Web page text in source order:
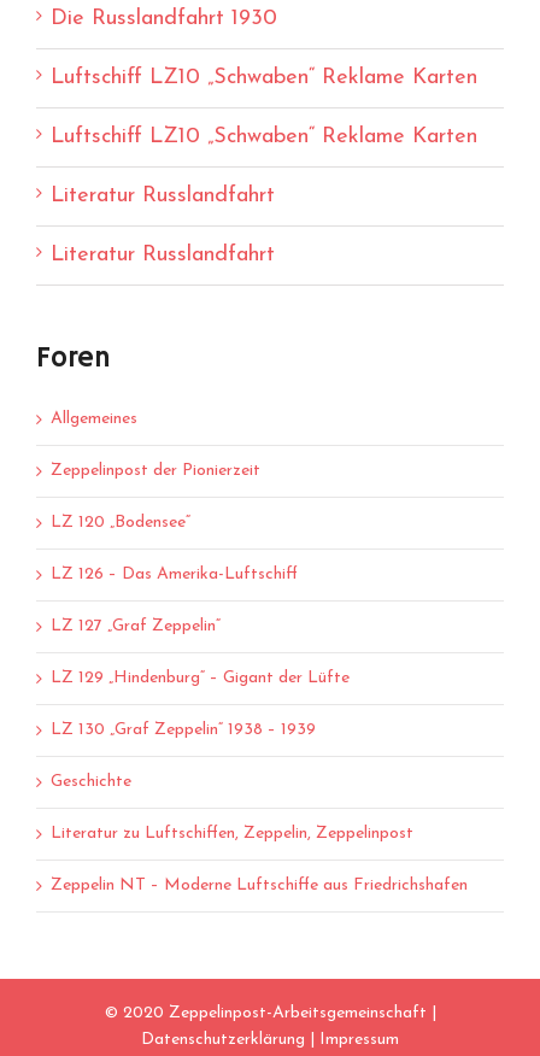
Die Russlandfahrt 1930
Luftschiff LZ10 „Schwaben“ Reklame Karten
Luftschiff LZ10 „Schwaben“ Reklame Karten
Literatur Russlandfahrt
Literatur Russlandfahrt
Foren
Allgemeines
Zeppelinpost der Pionierzeit
LZ 120 „Bodensee“
LZ 126 – Das Amerika-Luftschiff
LZ 127 „Graf Zeppelin“
LZ 129 „Hindenburg“ – Gigant der Lüfte
LZ 130 „Graf Zeppelin“ 1938 – 1939
Geschichte
Literatur zu Luftschiffen, Zeppelin, Zeppelinpost
Zeppelin NT – Moderne Luftschiffe aus Friedrichshafen
© 2020 Zeppelinpost-Arbeitsgemeinschaft |
Datenschutzerklärung
Impressum